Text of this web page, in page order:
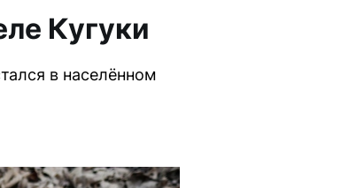
Кугуки
в населённом